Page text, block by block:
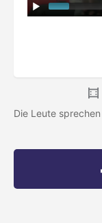
Die Leute